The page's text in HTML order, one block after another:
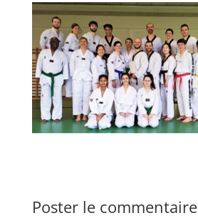
Poster le commentaire